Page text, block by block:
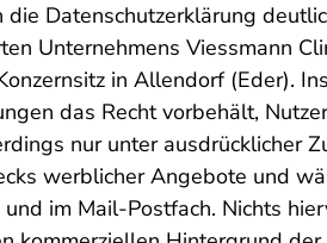
Datenschutzerklärung
Unternehmens Viessmann
in Allendorf (Eder).
das Recht vorbehält,
nur unter ausdrücklicher
werblicher Angebote und
im Mail-Postfach. Nichts